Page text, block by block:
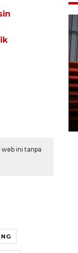
ini tanpa